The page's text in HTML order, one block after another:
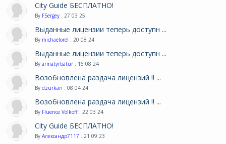
City Guide БЕСПЛАТНО!
By FSergey . 27 03 25
Выданные лицензии теперь доступн ...
By michaelorel . 20 08 24
Выданные лицензии теперь доступн ...
By armatyrbatur . 16 08 24
Возобновлена раздача лицензий !! ...
By dzurkan . 08 04 24
Возобновлена раздача лицензий !! ...
By Fluence Volkoff . 22 03 24
City Guide БЕСПЛАТНО!
By Александр7117 . 21 09 23